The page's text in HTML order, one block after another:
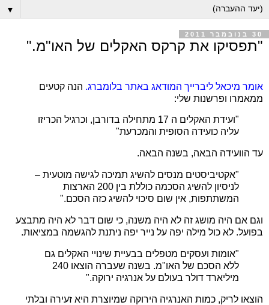
▼
30 בנובמבר 2011
"תפסיקו את קרקס האקלים של האו"מ."
אומר מיכאל ליברייך המודאג באתר בלומברג. הנה קטעים
ממאמרו ופרשנות שלי:
"ועידת האקלים ה 17 מתחילה בדורבן, וכרגיל הכריזו
עליה כועידה הסופית והמכרעת"
עד הוועידה הבאה, בשנה הבאה.
"אקטיביסטים מנסים להשיג תמיכה לגישה מוטעית –
לניסיון להשיג הסכמה כוללת בין 200 הארצות
המשתתפות, אין שום סיכוי להשיג כזה הסכם."
וגם אם היה מושג זה לא היה משנה, כי שום דבר לא היה מתבצע
בפועל. לא כול מילה יפה על נייר יפה ניתנת להגשמה במציאות.
"אומות ועסקים מטפלים בבעיית שינויי האקלים גם
ללא הסכם של האו"מ. בשנה שעברה הוצאו 240
מיליארד דולר בעולם על אנרגיה ירוקה."
הוצאו לריק, כמות האנרגיה הירוקה שמיוצרת היא זעירה ובלתי